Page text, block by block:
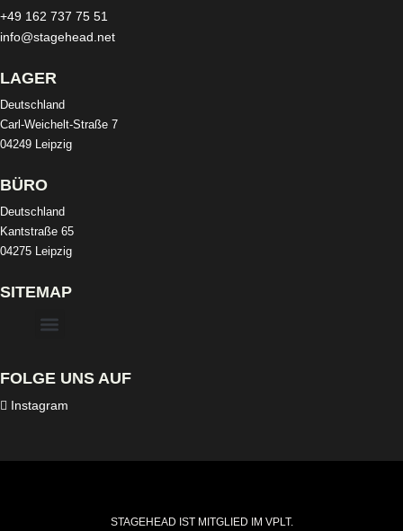
+49 162 737 75 51
info@stagehead.net
LAGER
Deutschland
Carl-Weichelt-Straße 7
04249 Leipzig
BÜRO
Deutschland
Kantstraße 65
04275 Leipzig
SITEMAP
FOLGE UNS AUF
Instagram
STAGEHEAD IST MITGLIED IM VPLT.